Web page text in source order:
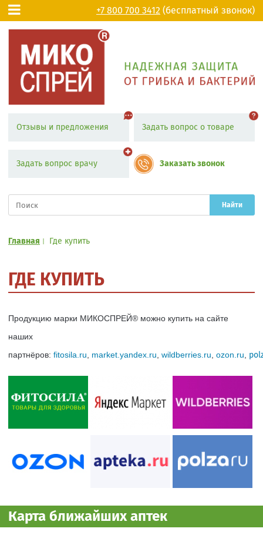
+7 800 700 3412 (бесплатный звонок)
Отзывы и предложения Задать вопрос о товаре
Задать вопрос врачу Заказать звонок
Найти
Главная Где купить
ГДЕ КУПИТЬ
Продукцию марки МИКОСПРЕЙ® можно купить на сайте
наших
партнёров: fitosila.ru market.yandex.ru wildberries.ru ozon.ru
Карта ближайших аптек